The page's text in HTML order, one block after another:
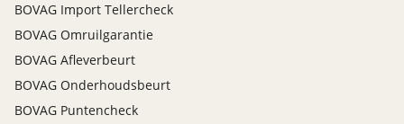
BOVAG Import Tellercheck
BOVAG Omruilgarantie
BOVAG Afleverbeurt
BOVAG Onderhoudsbeurt
BOVAG Puntencheck